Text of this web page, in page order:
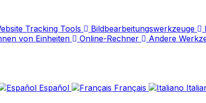
Tracking Tools Bildbearbeitungswerkzeuge
von Einheiten Online-Rechner
Andere
Español Français